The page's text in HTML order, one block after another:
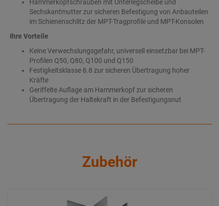
Hammerkopfschrauben mit Unterlegscheibe und
Sechskantmutter zur sicheren Befestigung von Anbauteilen
im Schienenschlitz der MPT-Tragprofile und MPT-Konsolen
Ihre Vorteile
Keine Verwechslungsgefahr, universell einsetzbar bei MPT-
Profilen Q50, Q80, Q100 und Q150
Festigkeitsklasse 8.8 zur sicheren Übertragung hoher
Kräfte
Geriffelte Auflage am Hammerkopf zur sicheren
Übertragung der Haltekraft in der Befestigungsnut
Zubehör